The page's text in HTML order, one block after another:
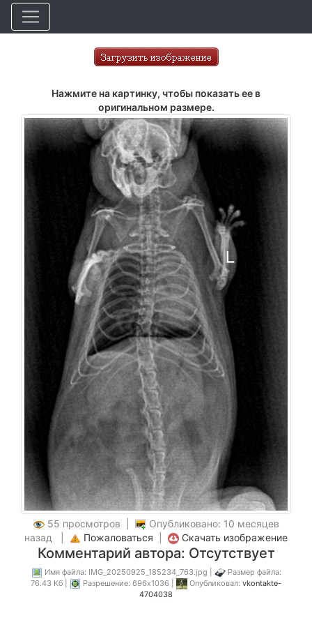
Нажмите на картинку, чтобы показать ее в
оригинальном размере.
55 просмотров |
Опубликовано: 10 месяцев
назад |
Пожаловаться Скачать изображение
Комментарий автора: Отсутствует
Имя файла: IMG_20250925_185234_763.jpg |
Размер файла:
76.43 Кб |
Разрешение: 696x1036 | Опубликовал: vkontakte-
4704038